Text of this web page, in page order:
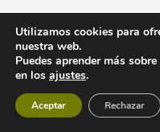
Utilizamos cookies para
nuestra web.
Puedes aprender más
en los ajustes.
Aceptar Rechazar